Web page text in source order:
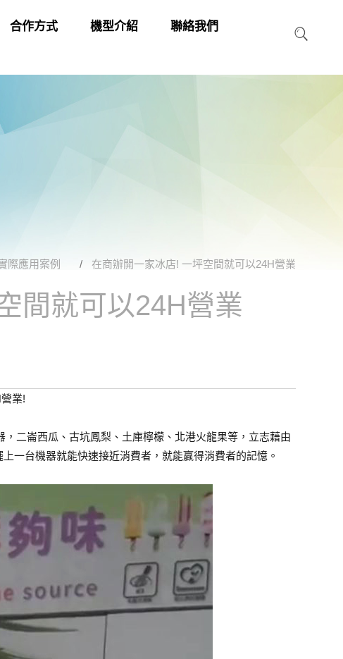
合作方式 機型介紹 聯絡我們
際應用案例 在商辦開一家冰店! 一坪空間就可以24H營業
間就可以24H營業
業!
二崙西瓜、古坑鳳梨、土庫檸檬、北港火龍果等，立志藉由
一台機器就能快速接近消費者，就能贏得消費者的記憶。